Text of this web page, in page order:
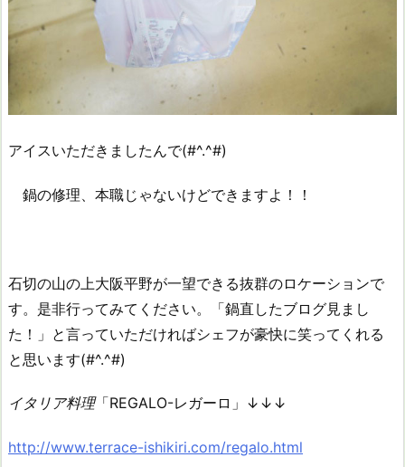
アイスいただきましたんで(#^.^#)
鍋の修理、本職じゃないけどできますよ！！
石切の山の上大阪平野が一望できる抜群のロケーションで
す。是非行ってみてください。「鍋直したブログ見まし
た！」と言っていただければシェフが豪快に笑ってくれる
と思います(#^.^#)
イタリア料理「REGALO-レガーロ」↓↓↓
http://www.terrace-ishikiri.com/regalo.html